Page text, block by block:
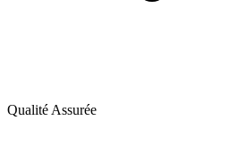
Qualité Assurée